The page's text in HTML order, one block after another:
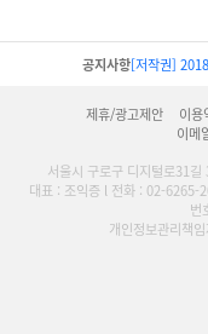
공지사항[저작권]
제휴/광고제안 이용
이메
서울시 구로구 디지털로31
대표 : 조익증 l 전화 : 02-6265-
번
개인정보관리책